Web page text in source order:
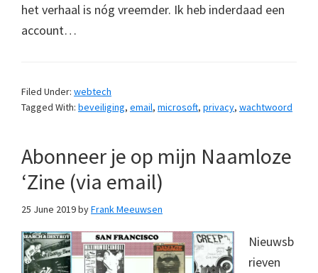
het verhaal is nóg vreemder. Ik heb inderdaad een
account…
Filed Under: webtech
Tagged With: beveiliging, email, microsoft, privacy, wachtwoord
Abonneer je op mijn Naamloze
‘Zine (via email)
25 June 2019byFrank Meeuwsen
Nieuwsb
rieven